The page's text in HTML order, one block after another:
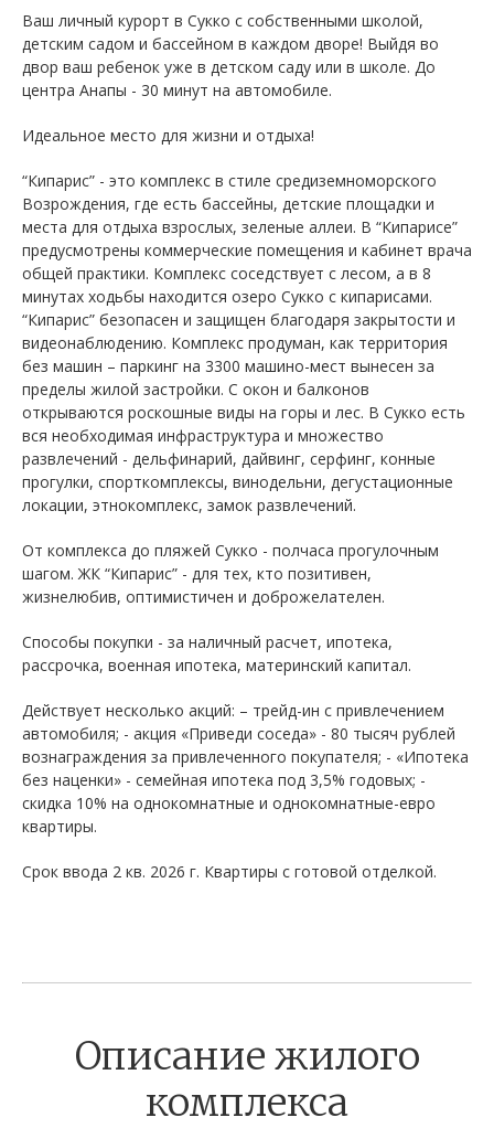
Ваш личный курорт в Сукко с собственными школой,
детским садом и бассейном в каждом дворе! Выйдя во
двор ваш ребенок уже в детском саду или в школе. До
центра Анапы - 30 минут на автомобиле.
Идеальное место для жизни и отдыха!
“Кипарис” - это комплекс в стиле средиземноморского
Возрождения, где есть бассейны, детские площадки и
места для отдыха взрослых, зеленые аллеи. В “Кипарисе”
предусмотрены коммерческие помещения и кабинет врача
общей практики. Комплекс соседствует с лесом, а в 8
минутах ходьбы находится озеро Сукко с кипарисами.
“Кипарис” безопасен и защищен благодаря закрытости и
видеонаблюдению. Комплекс продуман, как территория
без машин – паркинг на 3300 машино-мест вынесен за
пределы жилой застройки. С окон и балконов
открываются роскошные виды на горы и лес. В Сукко есть
вся необходимая инфраструктура и множество
развлечений - дельфинарий, дайвинг, серфинг, конные
прогулки, спорткомплексы, винодельни, дегустационные
локации, этнокомплекс, замок развлечений.
От комплекса до пляжей Сукко - полчаса прогулочным
шагом. ЖК “Кипарис” - для тех, кто позитивен,
жизнелюбив, оптимистичен и доброжелателен.
Способы покупки - за наличный расчет, ипотека,
рассрочка, военная ипотека, материнский капитал.
Действует несколько акций: – трейд-ин с привлечением
автомобиля; - акция «Приведи соседа» - 80 тысяч рублей
вознаграждения за привлеченного покупателя; - «Ипотека
без наценки» - семейная ипотека под 3,5% годовых; -
скидка 10% на однокомнатные и однокомнатные-евро
квартиры.
Срок ввода 2 кв. 2026 г. Квартиры с готовой отделкой.
Описание жилого
комплекса